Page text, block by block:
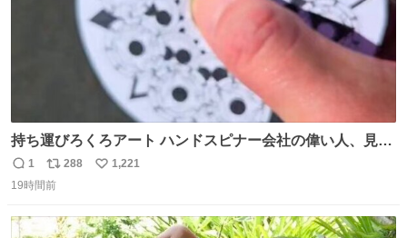
持ち運びろくろアート ハンドスピナー会社の偉い人、見て
ください。
返
信
1
リ
ポ
ト
288
い
数
1,221
19時間前